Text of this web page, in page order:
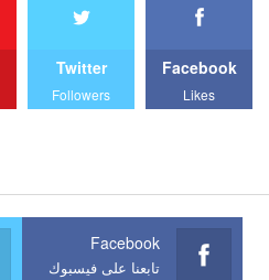
Facebook
Likes
Twitter
Followers
Facebook
تابعنا على فيسبوك